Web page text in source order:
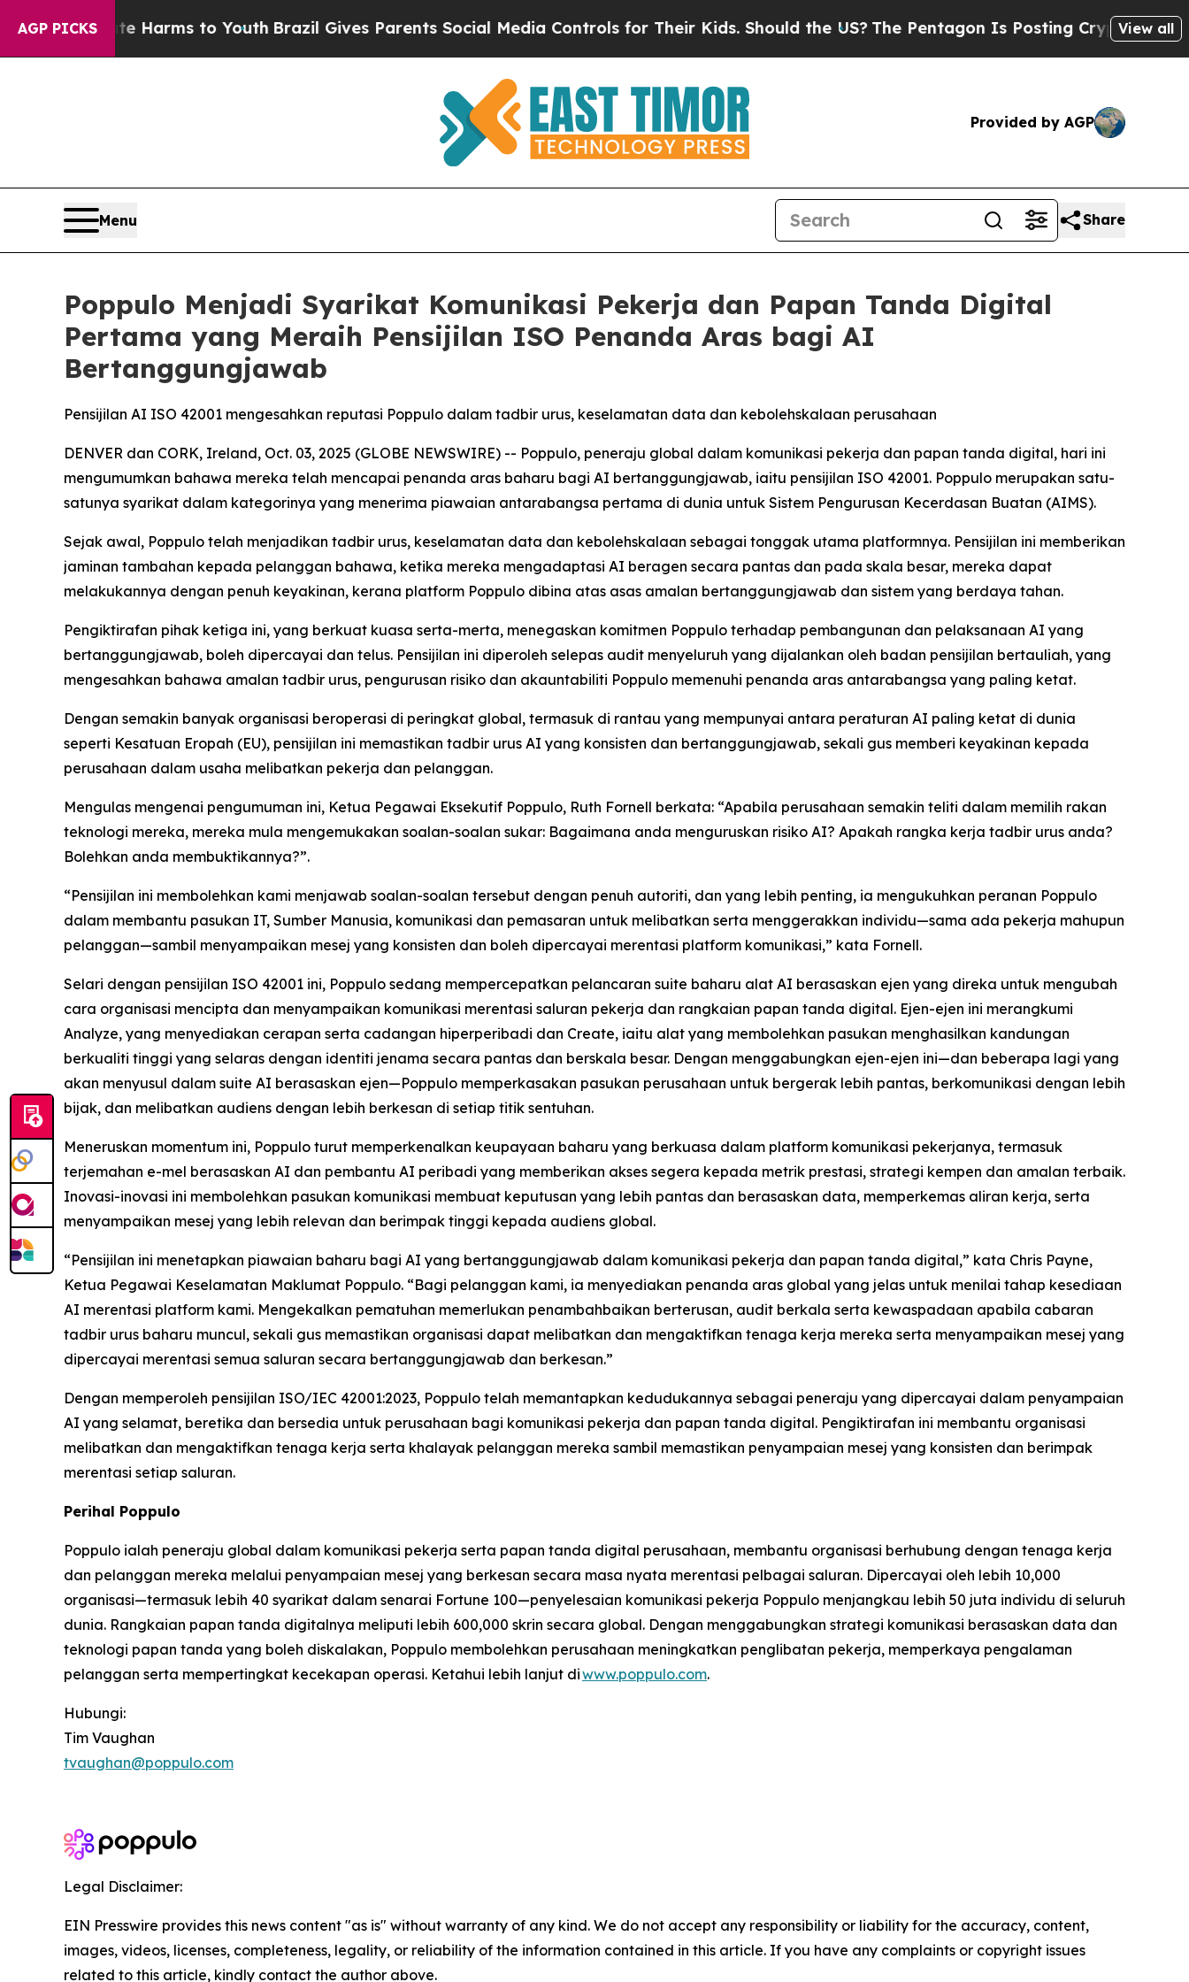
AGP PICKS
Abate Harms to YouthBrazil Gives Parents Social Media Controls for Their Kids. Should the US? The Pentagon Is Posting Cryptic BiblicalView all
Provided by AGP
Menu Share
Poppulo Menjadi Syarikat Komunikasi Pekerja dan Papan Tanda Digital
Pertama yang Meraih Pensijilan ISO Penanda Aras bagi AI
Bertanggungjawab
Pensijilan AI ISO 42001 mengesahkan reputasi Poppulo dalam tadbir urus, keselamatan data dan kebolehskalaan perusahaan
DENVER dan CORK, Ireland, Oct. 03, 2025 (GLOBE NEWSWIRE) -- Poppulo, peneraju global dalam komunikasi pekerja dan papan tanda digital, hari ini
mengumumkan bahawa mereka telah mencapai penanda aras baharu bagi AI bertanggungjawab, iaitu pensijilan ISO 42001. Poppulo merupakan satu-
satunya syarikat dalam kategorinya yang menerima piawaian antarabangsa pertama di dunia untuk Sistem Pengurusan Kecerdasan Buatan (AIMS).
Sejak awal, Poppulo telah menjadikan tadbir urus, keselamatan data dan kebolehskalaan sebagai tonggak utama platformnya. Pensijilan ini memberikan
jaminan tambahan kepada pelanggan bahawa, ketika mereka mengadaptasi AI beragen secara pantas dan pada skala besar, mereka dapat
melakukannya dengan penuh keyakinan, kerana platform Poppulo dibina atas asas amalan bertanggungjawab dan sistem yang berdaya tahan.
Pengiktirafan pihak ketiga ini, yang berkuat kuasa serta-merta, menegaskan komitmen Poppulo terhadap pembangunan dan pelaksanaan AI yang
bertanggungjawab, boleh dipercayai dan telus. Pensijilan ini diperoleh selepas audit menyeluruh yang dijalankan oleh badan pensijilan bertauliah, yang
mengesahkan bahawa amalan tadbir urus, pengurusan risiko dan akauntabiliti Poppulo memenuhi penanda aras antarabangsa yang paling ketat.
Dengan semakin banyak organisasi beroperasi di peringkat global, termasuk di rantau yang mempunyai antara peraturan AI paling ketat di dunia
seperti Kesatuan Eropah (EU), pensijilan ini memastikan tadbir urus AI yang konsisten dan bertanggungjawab, sekali gus memberi keyakinan kepada
perusahaan dalam usaha melibatkan pekerja dan pelanggan.
Mengulas mengenai pengumuman ini, Ketua Pegawai Eksekutif Poppulo, Ruth Fornell berkata: “Apabila perusahaan semakin teliti dalam memilih rakan
teknologi mereka, mereka mula mengemukakan soalan-soalan sukar: Bagaimana anda menguruskan risiko AI? Apakah rangka kerja tadbir urus anda?
Bolehkan anda membuktikannya?”.
“Pensijilan ini membolehkan kami menjawab soalan-soalan tersebut dengan penuh autoriti, dan yang lebih penting, ia mengukuhkan peranan Poppulo
dalam membantu pasukan IT, Sumber Manusia, komunikasi dan pemasaran untuk melibatkan serta menggerakkan individu—sama ada pekerja mahupun
pelanggan—sambil menyampaikan mesej yang konsisten dan boleh dipercayai merentasi platform komunikasi,” kata Fornell.
Selari dengan pensijilan ISO 42001 ini, Poppulo sedang mempercepatkan pelancaran suite baharu alat AI berasaskan ejen yang direka untuk mengubah
cara organisasi mencipta dan menyampaikan komunikasi merentasi saluran pekerja dan rangkaian papan tanda digital. Ejen-ejen ini merangkumi
Analyze, yang menyediakan cerapan serta cadangan hiperperibadi dan Create, iaitu alat yang membolehkan pasukan menghasilkan kandungan
berkualiti tinggi yang selaras dengan identiti jenama secara pantas dan berskala besar. Dengan menggabungkan ejen-ejen ini—dan beberapa lagi yang
akan menyusul dalam suite AI berasaskan ejen—Poppulo memperkasakan pasukan perusahaan untuk bergerak lebih pantas, berkomunikasi dengan lebih
bijak, dan melibatkan audiens dengan lebih berkesan di setiap titik sentuhan.
Meneruskan momentum ini, Poppulo turut memperkenalkan keupayaan baharu yang berkuasa dalam platform komunikasi pekerjanya, termasuk
terjemahan e-mel berasaskan AI dan pembantu AI peribadi yang memberikan akses segera kepada metrik prestasi, strategi kempen dan amalan terbaik.
Inovasi-inovasi ini membolehkan pasukan komunikasi membuat keputusan yang lebih pantas dan berasaskan data, memperkemas aliran kerja, serta
menyampaikan mesej yang lebih relevan dan berimpak tinggi kepada audiens global.
“Pensijilan ini menetapkan piawaian baharu bagi AI yang bertanggungjawab dalam komunikasi pekerja dan papan tanda digital,” kata Chris Payne,
Ketua Pegawai Keselamatan Maklumat Poppulo. “Bagi pelanggan kami, ia menyediakan penanda aras global yang jelas untuk menilai tahap kesediaan
AI merentasi platform kami. Mengekalkan pematuhan memerlukan penambahbaikan berterusan, audit berkala serta kewaspadaan apabila cabaran
tadbir urus baharu muncul, sekali gus memastikan organisasi dapat melibatkan dan mengaktifkan tenaga kerja mereka serta menyampaikan mesej yang
dipercayai merentasi semua saluran secara bertanggungjawab dan berkesan.”
Dengan memperoleh pensijilan ISO/IEC 42001:2023, Poppulo telah memantapkan kedudukannya sebagai peneraju yang dipercayai dalam penyampaian
AI yang selamat, beretika dan bersedia untuk perusahaan bagi komunikasi pekerja dan papan tanda digital. Pengiktirafan ini membantu organisasi
melibatkan dan mengaktifkan tenaga kerja serta khalayak pelanggan mereka sambil memastikan penyampaian mesej yang konsisten dan berimpak
merentasi setiap saluran.
Perihal Poppulo
Poppulo ialah peneraju global dalam komunikasi pekerja serta papan tanda digital perusahaan, membantu organisasi berhubung dengan tenaga kerja
dan pelanggan mereka melalui penyampaian mesej yang berkesan secara masa nyata merentasi pelbagai saluran. Dipercayai oleh lebih 10,000
organisasi—termasuk lebih 40 syarikat dalam senarai Fortune 100—penyelesaian komunikasi pekerja Poppulo menjangkau lebih 50 juta individu di seluruh
dunia. Rangkaian papan tanda digitalnya meliputi lebih 600,000 skrin secara global. Dengan menggabungkan strategi komunikasi berasaskan data dan
teknologi papan tanda yang boleh diskalakan, Poppulo membolehkan perusahaan meningkatkan penglibatan pekerja, memperkaya pengalaman
pelanggan serta mempertingkat kecekapan operasi. Ketahui lebih lanjut diwww.poppulo.com.
Hubungi:
Tim Vaughan
tvaughan@poppulo.com
Legal Disclaimer:
EIN Presswire provides this news content "as is" without warranty of any kind. We do not accept any responsibility or liability for the accuracy, content,
images, videos, licenses, completeness, legality, or reliability of the information contained in this article. If you have any complaints or copyright issues
related to this article, kindly contact the author above.